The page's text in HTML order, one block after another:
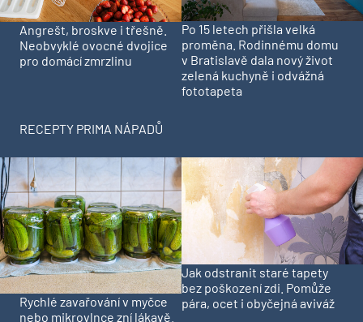
Angrešt, broskve i třešně.
Neobvyklé ovocné dvojice
pro domácí zmrzlinu
Po 15 letech přišla velká
proměna. Rodinnému domu
v Bratislavě dala nový život
zelená kuchyně i odvážná
fototapeta
RECEPTY PRIMA NÁPADŮ
Rychlé zavařování v myčce
nebo mikrovlnce zní lákavě.
Jak odstranit staré tapety
bez poškození zdi. Pomůže
pára, ocet i obyčejná aviváž